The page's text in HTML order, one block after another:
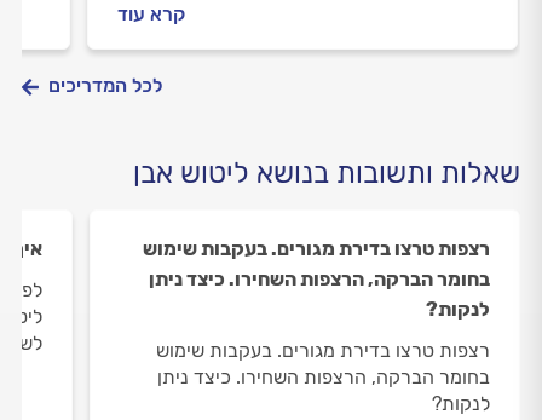
קרא עוד
לכל המדריכים
שאלות ותשובות בנושא ליטוש אבן
רצפות טרצו בדירת מגורים. בעקבות שימוש
בחומר הברקה, הרצפות השחירו. כיצד ניתן
לנקות?
רצפות טרצו בדירת מגורים. בעקבות שימוש
בחומר הברקה, הרצפות השחירו. כיצד ניתן
לנקות?
איך